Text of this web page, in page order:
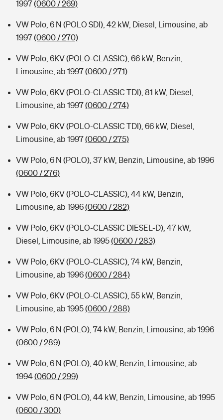
Kinderunfall-Check: Mehr Sicherheit für deine Kids
Typklassen: So ist Ihr Auto eingestuft
1997(0600 / 269)
VW Polo, 6 N (POLO SDI), 42 kW, Diesel, Limousine, ab
1997(0600 / 270)
VW Polo, 6KV (POLO-CLASSIC), 66 kW, Benzin,
Limousine, ab 1997(0600 / 271)
VW Polo, 6KV (POLO-CLASSIC TDI), 81 kW, Diesel,
Limousine, ab 1997(0600 / 274)
VW Polo, 6KV (POLO-CLASSIC TDI), 66 kW, Diesel,
Limousine, ab 1997(0600 / 275)
VW Polo, 6 N (POLO), 37 kW, Benzin, Limousine, ab 1996
(0600 / 276)
VW Polo, 6KV (POLO-CLASSIC), 44 kW, Benzin,
Limousine, ab 1996(0600 / 282)
VW Polo, 6KV (POLO-CLASSIC DIESEL-D), 47 kW,
Diesel, Limousine, ab 1995(0600 / 283)
VW Polo, 6KV (POLO-CLASSIC), 74 kW, Benzin,
Limousine, ab 1996(0600 / 284)
VW Polo, 6KV (POLO-CLASSIC), 55 kW, Benzin,
Limousine, ab 1995(0600 / 288)
VW Polo, 6 N (POLO), 74 kW, Benzin, Limousine, ab 1996
(0600 / 289)
VW Polo, 6 N (POLO), 40 kW, Benzin, Limousine, ab
1994(0600 / 299)
VW Polo, 6 N (POLO), 44 kW, Benzin, Limousine, ab 1995
(0600 / 300)